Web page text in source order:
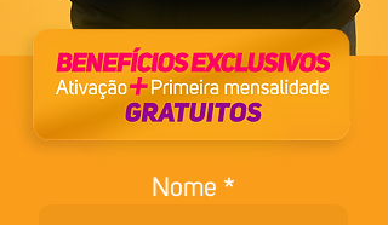
Nome